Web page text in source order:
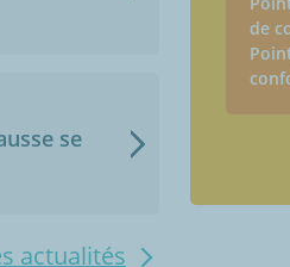
se
actualités
de